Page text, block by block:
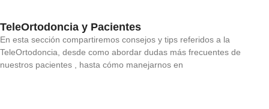
TeleOrtodoncia y Pacientes
En esta sección compartiremos consejos y tips referidos a la
TeleOrtodoncia, desde como abordar dudas más frecuentes de
nuestros pacientes , hasta cómo manejarnos en